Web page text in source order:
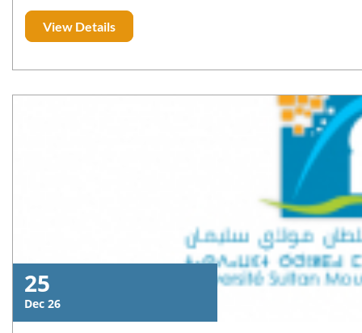
يصدر عن مركز تصنيفات الجامعات العربية، ليؤكد المكانة المتقدمة التي باتت تحظى بها
جامعة السلطان مولاي سليمان، بفضل الانفتاح على الشراكات العلمية، وتطوير البحث العلمي، وتحسين جودة التكوين. كما يعكس هذا التتويج
سليمان على الصعيدين الوطني والدولي.
View Details
25
Dec 26